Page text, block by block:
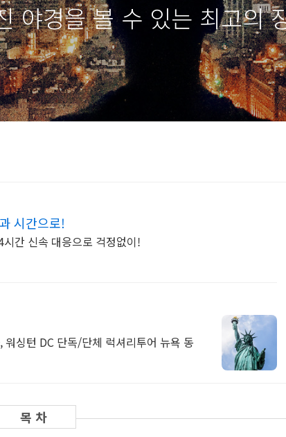
야경을 볼 수 있는 최고의
시간으로!
간 신속 대응으로 걱정없이!
싱턴 DC 단독/단체 럭셔리투어 뉴욕 동